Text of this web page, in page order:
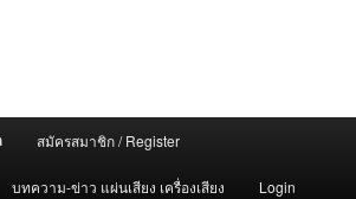
สมัครสมาชิก / Register
บทความ-ข่าว แผ่นเสียง เครื่องเสียง Login
plugin: wplink